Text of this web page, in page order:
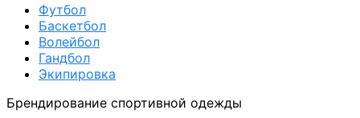
Футбол
Баскетбол
Волейбол
Гандбол
Экипировка
Брендирование спортивной одежды